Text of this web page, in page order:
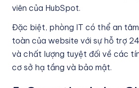
viên của HubSpot.
Đặc biệt, phòng IT có thể an tâm
toàn của website với sự hỗ trợ
và chất lượng tuyệt đối về các
cơ sở hạ tầng và bảo mật.